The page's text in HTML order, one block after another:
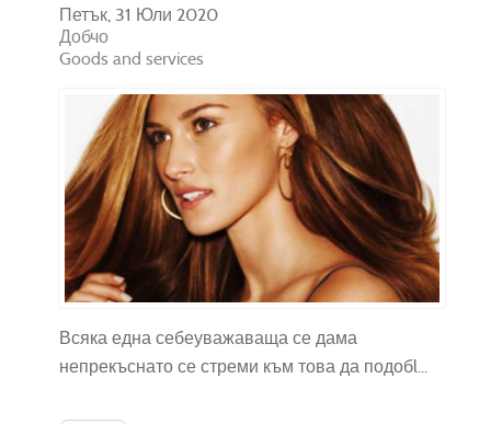
Петък, 31 Юли 2020
Добчо
Goods and services
Всяка една себеуважаваща се дама
непрекъснато се стреми към това да подобl...